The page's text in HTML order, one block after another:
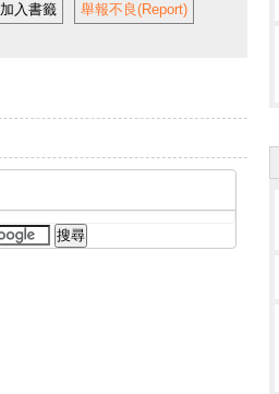
加入書籤
舉報不良(Report)